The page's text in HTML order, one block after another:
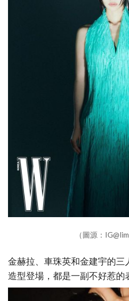
（圖源：
金赫拉、車珠英和金建宇的三
造型登場，都是一副不好惹的